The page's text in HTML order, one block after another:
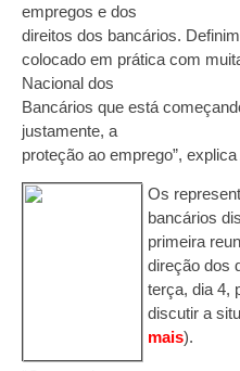
empregos e dos
direitos dos bancários.
colocado em prática com
Nacional dos
Bancários que está
justamente, a
proteção ao emprego”, explica
Os
bancários
primeira
direção dos
terça, dia 4,
discutir a
mais).